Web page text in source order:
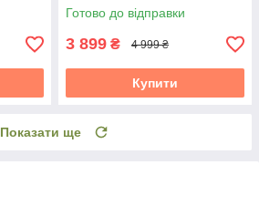
Готово до відправки
3 899 ₴ 4 999 ₴
Купити
Показати ще